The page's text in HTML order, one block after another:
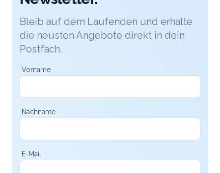
Bleib auf dem Laufenden und erhalte
die neusten Angebote direkt in dein
Postfach.
Vorname
Nachname
E-Mail